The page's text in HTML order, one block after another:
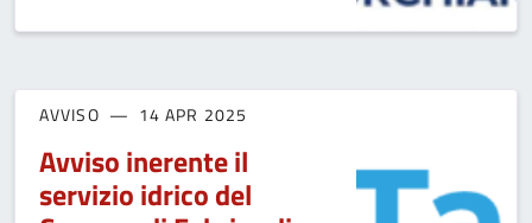
AVVISO 14 APR 2025
Avviso inerente il
servizio idrico del